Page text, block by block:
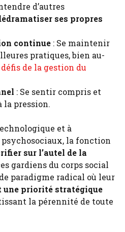
d’autres
ses propres
continue : Se maintenir
pratiques, bien au-
défis de la gestion du
: Se sentir compris et
la pression.
et à
psychosociaux, la fonction
sur l’autel de la
gardiens du corps social
paradigme radical où leur
une priorité stratégique
la pérennité de toute